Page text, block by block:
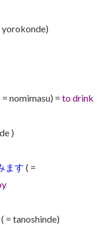
= nomimasu) = to drink
)
ます ( =
( = tanoshinde)